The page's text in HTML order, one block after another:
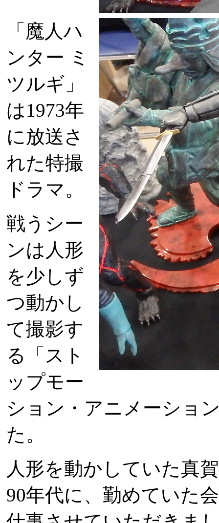
「魔人ハ
ンター ミ
ツルギ」
は1973年
に放送さ
れた特撮
ドラマ。
戦うシー
ンは人形
を少しず
つ動かし
て撮影す
る「スト
ップモー
ション・アニメーショ
た。
人形を動かしていた真
90年代に、勤めていた